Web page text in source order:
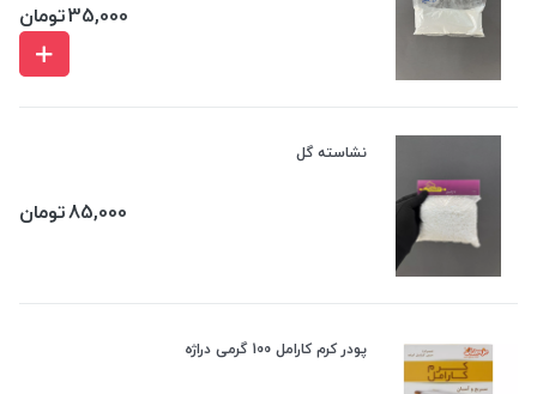
35,000تومان
نشاسته گل
85,000تومان
پودر کرم کارامل 100 گرمی دراژه